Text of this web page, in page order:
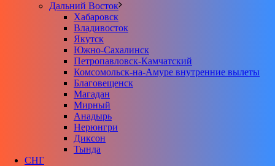
Дальний Восток
Хабаровск
Владивосток
Якутск
Южно-Сахалинск
Петропавловск-Камчатский
Комсомольск-на-Амуре внутренние вылеты
Благовещенск
Магадан
Мирный
Анадырь
Нерюнгри
Диксон
Тында
СНГ